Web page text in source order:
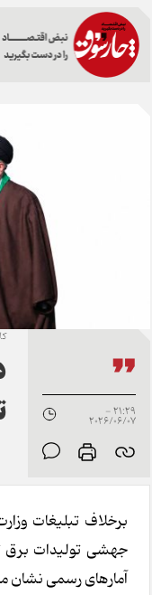
21:29 -
2026/06/07
کاهش 12‌
برخلاف تبلیغات
جهشی تولیدات برق
آمارهای رسمی نشان